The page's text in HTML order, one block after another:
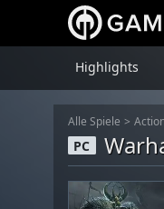
Highlights
Alle Spiele
PC